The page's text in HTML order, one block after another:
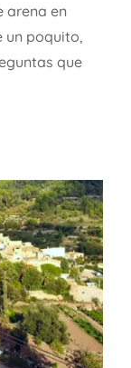
arena en
un poquito,
que